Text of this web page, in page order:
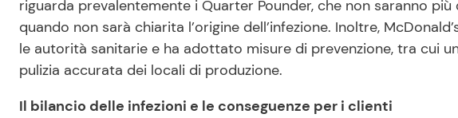
riguarda prevalentemente i Quarter Pounder, che non saranno
quando non sarà chiarita l’origine dell’infezione. Inoltre,
le autorità sanitarie e ha adottato misure di prevenzione, tra cui
pulizia accurata dei locali di produzione.
Il bilancio delle infezioni e le conseguenze per i clienti